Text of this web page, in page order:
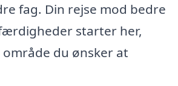
fag. Din rejse mod bedre
starter her,
du ønsker at